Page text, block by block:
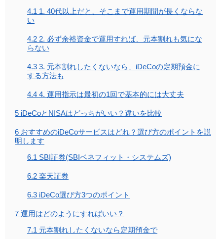
4.1 1. 40代以上だと、そこまで運用期間が長くならな
い
4.2 2. 必ず余裕資金で運用すれば、元本割れも気にな
らない
4.3 3. 元本割れしたくないなら、iDeCoの定期預金に
する方法も
4.4 4. 運用指示は最初の1回で基本的には大丈夫
5 iDeCoとNISAはどっちがいい？違いを比較
6 おすすめのiDeCoサービスはどれ？選び方のポイントを説
明します
6.1 SBI証券(SBIベネフィット・システムズ)
6.2 楽天証券
6.3 iDeCo選び方3つのポイント
7 運用はどのようにすればいい？
7.1 元本割れしたくないなら定期預金で